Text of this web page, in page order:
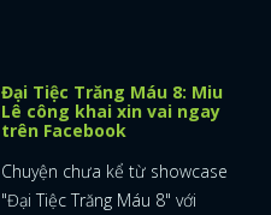
Đại Tiệc Trăng Máu 8: Miu
Lê công khai xin vai ngay
trên Facebook
Chuyện chưa kể từ showcase
"Đại Tiệc Trăng Máu 8" với